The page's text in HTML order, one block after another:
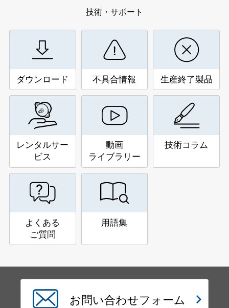
技術・サポート
ダウンロード 不具合情報 生産終了製品
レンタルサー
ビス
動画
ライブラリー
技術コラム
よくある
ご質問
用語集
お問い合わせフォーム